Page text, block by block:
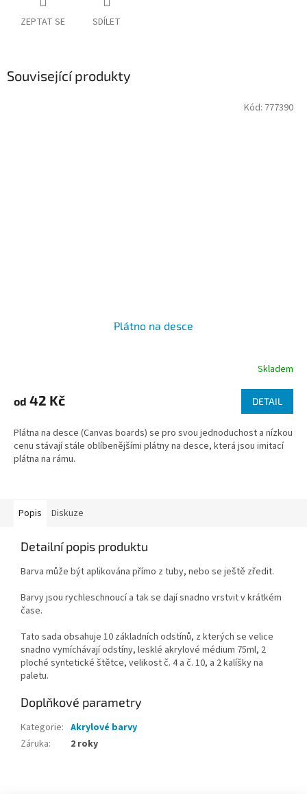
ZEPTAT SE SDÍLET
Související produkty
Plátno na desce
Skladem
od 42 Kč DETAIL
Plátna na desce (Canvas boards) se pro svou jednoduchost a nízkou
cenu stávají stále oblíbenějšími plátny na desce, která jsou imitací
plátna na rámu.
Kód: 777390
Popis Diskuze
Detailní popis produktu
Barva může být aplikována přímo z tuby, nebo se ještě zředit.
Barvy jsou rychleschnoucí a tak se dají snadno vrstvit v krátkém
čase.
Tato sada obsahuje 10 základních odstínů, z kterých se velice
snadno vymíchávají odstíny, lesklé akrylové médium 75ml, 2
ploché syntetické štětce, velikost č. 4 a č. 10, a 2 kalíšky na
paletu.
Doplňkové parametry
Kategorie: Akrylové barvy
Záruka: 2 roky